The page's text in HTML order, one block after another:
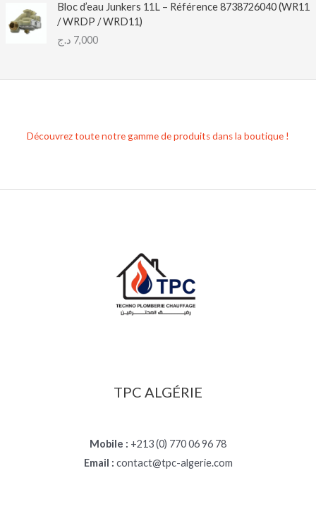
Bloc d’eau Junkers 11L – Référence 8738726040 (WR11
/ WRDP / WRD11)
7,000 د.ج
Découvrez toute notre gamme de produits dans la boutique !
TPC ALGÉRIE
Mobile : +213 (0) 770 06 96 78
Email : contact@tpc-algerie.com